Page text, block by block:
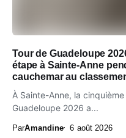
Tour de Guadeloupe
étape à Sainte-Anne
cauchemar au
À Sainte-Anne, la
Guadeloupe 2026 a...
ParAmandine 6 août 2026